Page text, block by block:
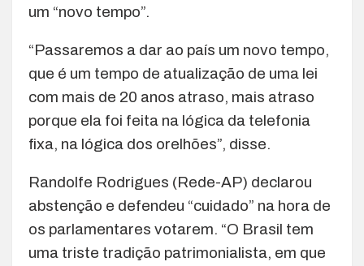
um “novo tempo”.
“Passaremos a dar ao país um novo tempo,
que é um tempo de atualização de uma lei
com mais de 20 anos atraso, mais atraso
porque ela foi feita na lógica da telefonia
fixa, na lógica dos orelhões”, disse.
Randolfe Rodrigues (Rede-AP) declarou
abstenção e defendeu “cuidado” na hora de
os parlamentares votarem. “O Brasil tem
uma triste tradição patrimonialista, em que